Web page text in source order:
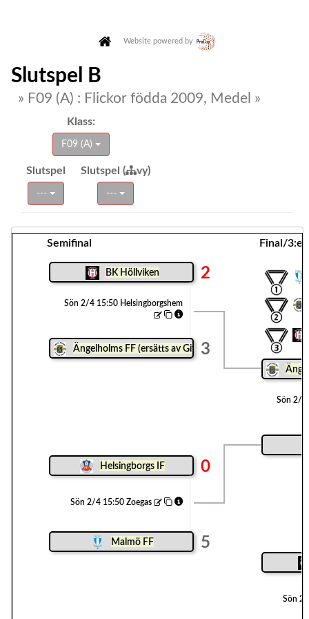
Website powered by
Slutspel B
» F09 (A) : Flickor födda 2009, Medel »
Klass:
F09 (A)
Slutspel Slutspel ( vy)
--- ---
Semifinal Final/3:e
BK Höllviken 2
Sön 2/4 15:50 Helsingborgshem
Ängelholms FF (ersätts av Gif Nike)
3
Helsingborgs IF 0
Sön 2/4 15:50 Zoegas
Malmö FF 5
Sön 2/4
Sön 2/